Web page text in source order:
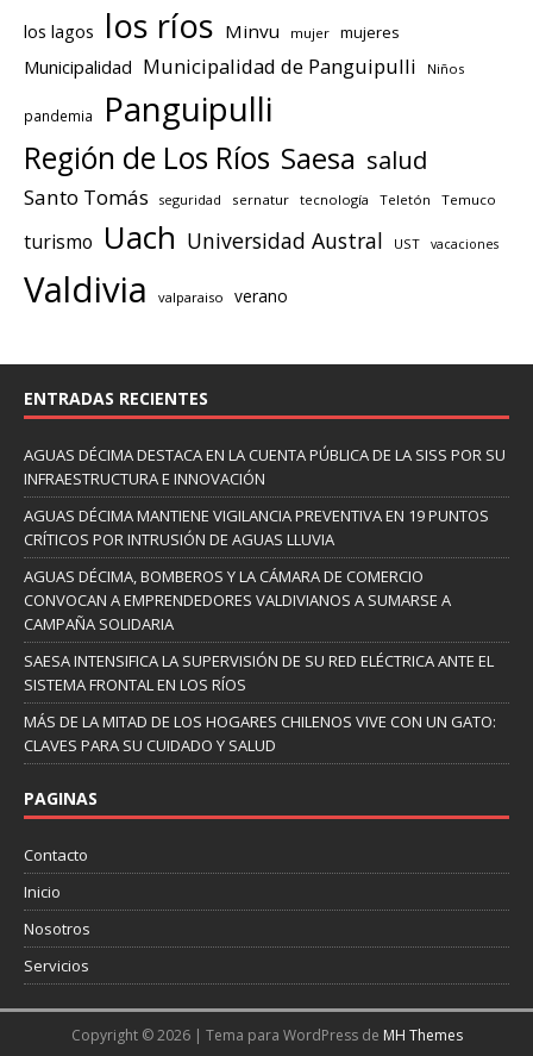
los lagos los ríos Minvu mujer mujeres
Municipalidad Municipalidad de Panguipulli Niños
pandemia Panguipulli
Región de Los Ríos Saesa salud
Santo Tomás seguridad sernatur tecnología Teletón Temuco
turismo Uach Universidad Austral UST vacaciones
Valdivia valparaiso verano
ENTRADAS RECIENTES
AGUAS DÉCIMA DESTACA EN LA CUENTA PÚBLICA DE LA SISS POR SU
INFRAESTRUCTURA E INNOVACIÓN
AGUAS DÉCIMA MANTIENE VIGILANCIA PREVENTIVA EN 19 PUNTOS
CRÍTICOS POR INTRUSIÓN DE AGUAS LLUVIA
AGUAS DÉCIMA, BOMBEROS Y LA CÁMARA DE COMERCIO
CONVOCAN A EMPRENDEDORES VALDIVIANOS A SUMARSE A
CAMPAÑA SOLIDARIA
SAESA INTENSIFICA LA SUPERVISIÓN DE SU RED ELÉCTRICA ANTE EL
SISTEMA FRONTAL EN LOS RÍOS
MÁS DE LA MITAD DE LOS HOGARES CHILENOS VIVE CON UN GATO:
CLAVES PARA SU CUIDADO Y SALUD
PAGINAS
Contacto
Inicio
Nosotros
Servicios
Copyright © 2026 | Tema para WordPress de MH Themes